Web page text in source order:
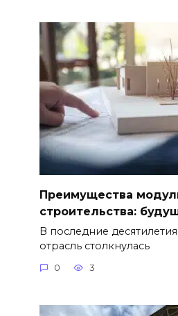
Преимущества
строительства:
В последние
отрасль столкнулась
0 3